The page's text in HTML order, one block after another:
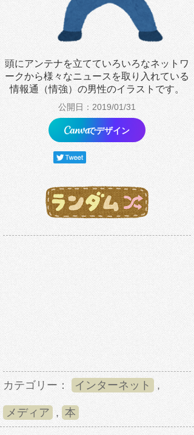
頭にアンテナを立てていろいろなネットワ
ークから様々なニュースを取り入れている
情報通（情強）の男性のイラストです。
公開日：2019/01/31
でデザイン
カテゴリー： インターネット ,
メディア , 本